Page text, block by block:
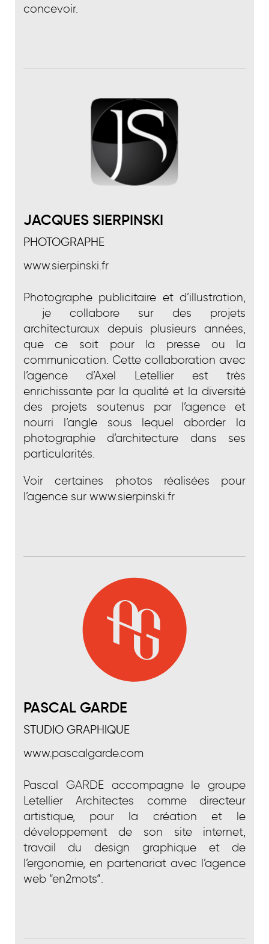
concevoir.
JACQUES SIERPINSKI
PHOTOGRAPHE
www.sierpinski.fr
Photographe publicitaire et d’illustration,
je collabore sur des projets
architecturaux depuis plusieurs années,
que ce soit pour la presse ou la
communication. Cette collaboration avec
l’agence d’Axel Letellier est très
enrichissante par la qualité et la diversité
des projets soutenus par l’agence et
nourri l’angle sous lequel aborder la
photographie d’architecture dans ses
particularités.
Voir certaines photos réalisées pour
l’agence sur www.sierpinski.fr
PASCAL GARDE
STUDIO GRAPHIQUE
www.pascalgarde.com
Pascal GARDE accompagne le groupe
Letellier Architectes comme directeur
artistique, pour la création et le
développement de son site internet,
travail du design graphique et de
l’ergonomie, en partenariat avec l’agence
web “en2mots“.